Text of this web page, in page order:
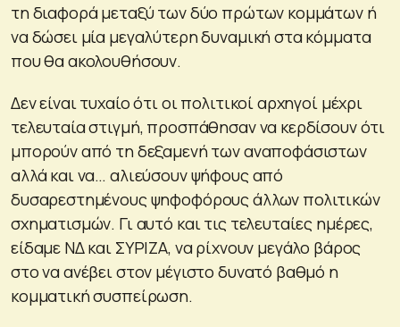
τη διαφορά μεταξύ των δύο πρώτων κομμάτων ή
να δώσει μία μεγαλύτερη δυναμική στα κόμματα
που θα ακολουθήσουν.
Δεν είναι τυχαίο ότι οι πολιτικοί αρχηγοί μέχρι
τελευταία στιγμή, προσπάθησαν να κερδίσουν ότι
μπορούν από τη δεξαμενή των αναποφάσιστων
αλλά και να… αλιεύσουν ψήφους από
δυσαρεστημένους ψηφοφόρους άλλων πολιτικών
σχηματισμών. Γι αυτό και τις τελευταίες ημέρες,
είδαμε ΝΔ και ΣΥΡΙΖΑ, να ρίχνουν μεγάλο βάρος
στο να ανέβει στον μέγιστο δυνατό βαθμό η
κομματική συσπείρωση.